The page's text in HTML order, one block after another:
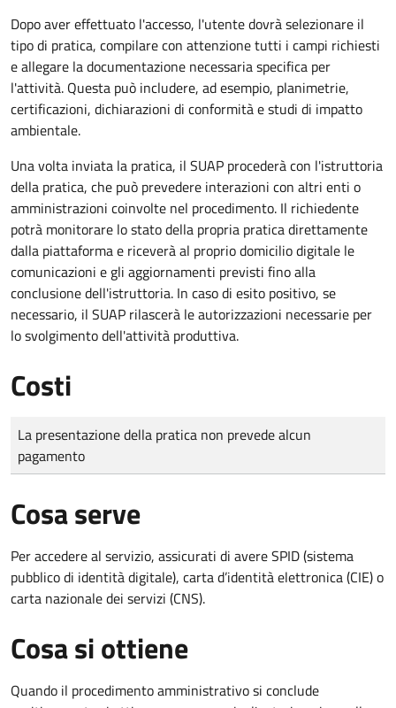
Dopo aver effettuato l'accesso, l'utente dovrà selezionare il
tipo di pratica, compilare con attenzione tutti i campi richiesti
e allegare la documentazione necessaria specifica per
l'attività. Questa può includere, ad esempio, planimetrie,
certificazioni, dichiarazioni di conformità e studi di impatto
ambientale.
Una volta inviata la pratica, il SUAP procederà con l'istruttoria
della pratica, che può prevedere interazioni con altri enti o
amministrazioni coinvolte nel procedimento. Il richiedente
potrà monitorare lo stato della propria pratica direttamente
dalla piattaforma e riceverà al proprio domicilio digitale le
comunicazioni e gli aggiornamenti previsti fino alla
conclusione dell'istruttoria. In caso di esito positivo, se
necessario, il SUAP rilascerà le autorizzazioni necessarie per
lo svolgimento dell'attività produttiva.
Costi
Tipo di pagamento
Importo
La presentazione della pratica non prevede alcun
pagamento
Cosa serve
Per accedere al servizio, assicurati di avere SPID (sistema
pubblico di identità digitale), carta d’identità elettronica (CIE) o
carta nazionale dei servizi (CNS).
Cosa si ottiene
Quando il procedimento amministrativo si conclude